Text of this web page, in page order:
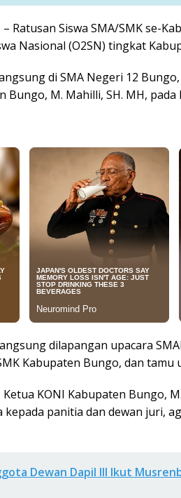
– Ratusan Siswa SMA/SMK se-
Nasional (O2SN) tingkat
di SMA Negeri 12
Bungo, M. Mahilli, SH. MH, pada
dilapangan upacara
Kabupaten Bungo, dan tamu
KONI Kabupaten Bungo,
kepada panitia dan dewan juri,
Dewan Dapil III Ikut